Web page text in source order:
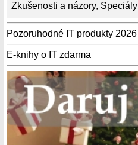
Zkušenosti a názory, Speciály
Pozoruhodné IT produkty 2026
E-knihy o IT zdarma